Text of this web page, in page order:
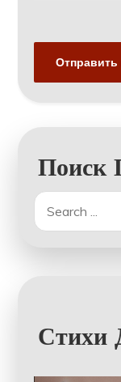
Поиск
Search
for:
Стихи